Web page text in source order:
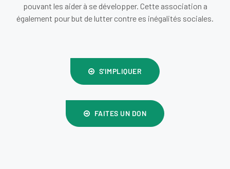
pouvant les aider à se développer. Cette association a
également pour but de lutter contre es inégalités sociales.
S'IMPLIQUER
FAITES UN DON